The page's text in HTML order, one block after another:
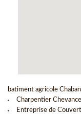
batiment agricole
Charpentier
Entreprise de